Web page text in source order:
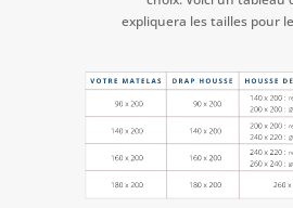
expliquera les tailles pour le